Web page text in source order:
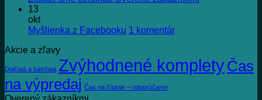
Overené
zákazníkmi
13
okt
Myšlienka z Facebooku 1 komentárna
Facebooku
Akcie a zľavy
Dojčatá a batoľatá Zvýhodnené kompletyČas
na výpredaj Čas na čítanie – odporúčame